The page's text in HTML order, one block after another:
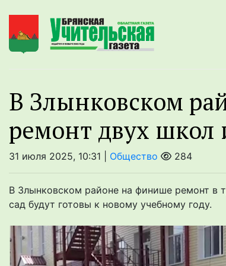
В Злынковском
ремонт двух школ
31 июля 2025, 10:31 | Общество 284
В Злынковском районе на финише ремонт в
сад будут готовы к новому учебному году.